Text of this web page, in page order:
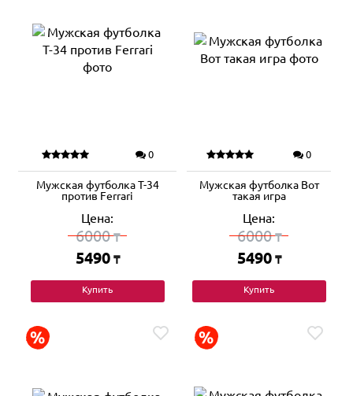
0
Мужская футболка T-34
против Ferrari
Цена:
6000₸
5490 ₸
Купить
0
Мужская футболка Вот
такая игра
Цена:
6000₸
5490 ₸
Купить